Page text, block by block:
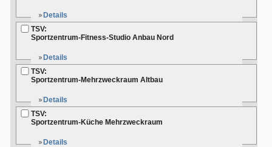
Details
TSV:
Sportzentrum-Fitness-Studio Anbau Nord
Details
TSV:
Sportzentrum-Mehrzweckraum Altbau
Details
TSV:
Sportzentrum-Küche Mehrzweckraum
Details